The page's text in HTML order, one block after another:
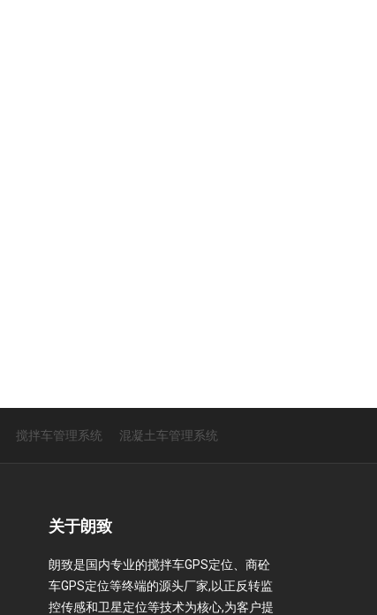
搅拌车管理系统 混凝土车管理系统
关于朗致
朗致是国内专业的搅拌车GPS定位、商砼
车GPS定位等终端的源头厂家,以正反转监
控传感和卫星定位等技术为核心,为客户提